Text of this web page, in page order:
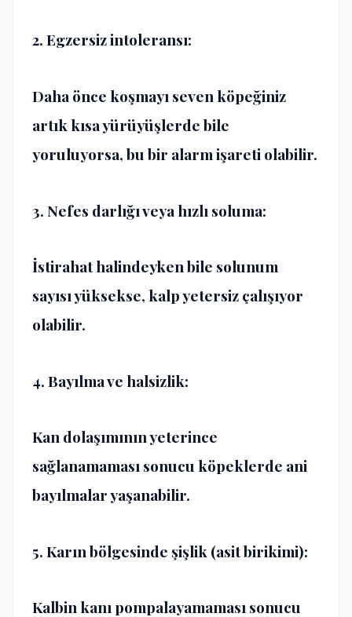
2. Egzersiz intoleransı:
Daha önce koşmayı seven köpeğiniz
artık kısa yürüyüşlerde bile
yoruluyorsa, bu bir alarm işareti olabilir.
3. Nefes darlığı veya hızlı soluma:
İstirahat halindeyken bile solunum
sayısı yüksekse, kalp yetersiz çalışıyor
olabilir.
4. Bayılma ve halsizlik:
Kan dolaşımının yeterince
sağlanamaması sonucu köpeklerde ani
bayılmalar yaşanabilir.
5. Karın bölgesinde şişlik (asit birikimi):
Kalbin kanı pompalayamaması sonucu